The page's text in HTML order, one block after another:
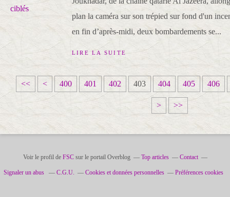
plan la caméra sur son trépied sur fond d'un
en fin d’après-midi, deux bombardements se...
LIRE LA SUITE
<< < 400 401 402 403 404 405 406
> >>
Voir le profil de FSCsur le portail Overblog Top articles Contact
Signaler un abus C.G.U. Cookies et données personnelles Préférences cookies